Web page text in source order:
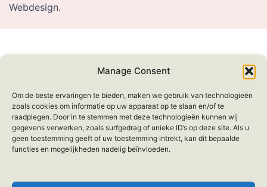
Manage Consent
Om de beste ervaringen te bieden, maken we gebruik van technologieën
zoals cookies om informatie op uw apparaat op te slaan en/of te
raadplegen. Door in te stemmen met deze technologieën kunnen wij
gegevens verwerken, zoals surfgedrag of unieke ID’s op deze site. Als u
geen toestemming geeft of uw toestemming intrekt, kan dit bepaalde
functies en mogelijkheden nadelig beïnvloeden.
Webdesign.